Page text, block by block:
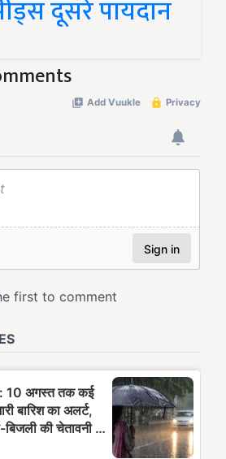
दूसरे पायदान